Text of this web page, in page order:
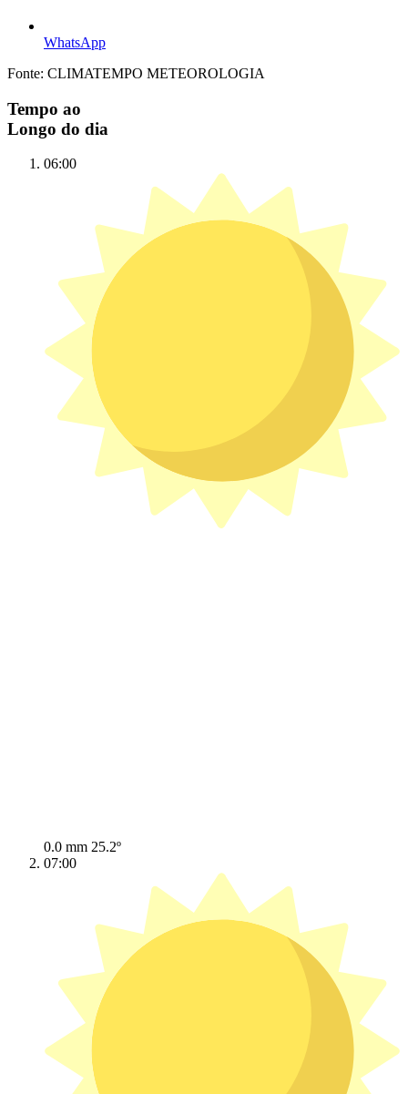
WhatsApp
Fonte: CLIMATEMPO METEOROLOGIA
Tempo ao
Longo do dia
06:00
0.0 mm 25.2º
07:00